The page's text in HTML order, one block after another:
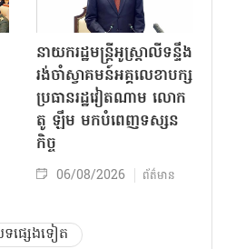
នាយករដ្ឋមន្ត្រីអូស្ត្រាលីទន្ទឹង
រង់ចាំស្វាគមន៍អគ្គលេខាបក្ស
ប្រធានរដ្ឋវៀតណាម លោក
តូ ឡឹម មកបំពេញទស្សន
កិច្ច
06/08/2026 ព័ត៌មាន
ទផ្សេងទៀត